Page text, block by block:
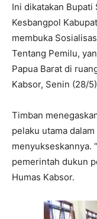
Ini dikatakan Bupati
Kesbangpol
membuka
Tentang Pemilu,
Papua Barat di
Kabsor, Senin (28/
Timban
pelaku utama
menyukseskannya.
pemerintah dukun
Humas Kabsor.